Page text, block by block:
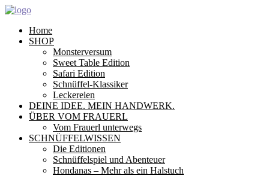
Home
SHOP
Monsterversum
Sweet Table Edition
Safari Edition
Schnüffel-Klassiker
Leckereien
DEINE IDEE. MEIN HANDWERK.
ÜBER VOM FRAUERL
Vom Frauerl unterwegs
SCHNÜFFELWISSEN
Die Editionen
Schnüffelspiel und Abenteuer
Hondanas – Mehr als ein Halstuch